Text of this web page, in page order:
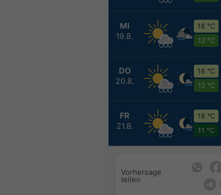
MI
19.8.
18 °C
12 °C
DO
20.8.
18 °C
12 °C
FR
21.8.
18 °C
11 °C
Vorhersage
teilen